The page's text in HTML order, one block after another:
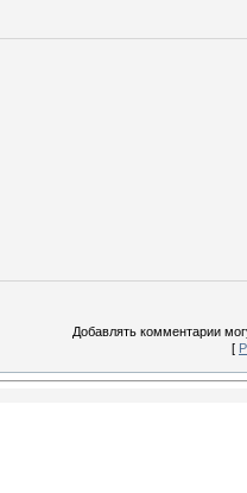
Добавлять комментарии
[